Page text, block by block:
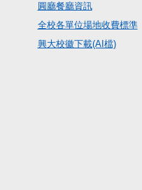
圓廳餐廳資訊
全校各單位場地收費標準
興大校徽下載(AI檔)